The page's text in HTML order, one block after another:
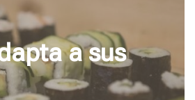
a sus